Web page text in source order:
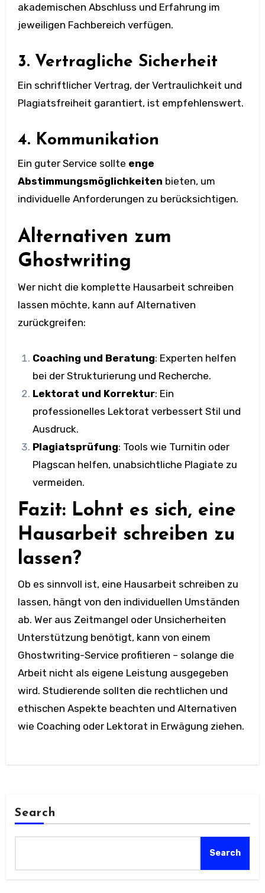
akademischen Abschluss und Erfahrung im
jeweiligen Fachbereich verfügen.
3. Vertragliche Sicherheit
Ein schriftlicher Vertrag, der Vertraulichkeit und
Plagiatsfreiheit garantiert, ist empfehlenswert.
4. Kommunikation
Ein guter Service sollte enge
Abstimmungsmöglichkeiten bieten, um
individuelle Anforderungen zu berücksichtigen.
Alternativen zum
Ghostwriting
Wer nicht die komplette Hausarbeit schreiben
lassen möchte, kann auf Alternativen
zurückgreifen:
Coaching und Beratung: Experten helfen
bei der Strukturierung und Recherche.
Lektorat und Korrektur: Ein
professionelles Lektorat verbessert Stil und
Ausdruck.
Plagiatsprüfung: Tools wie Turnitin oder
Plagscan helfen, unabsichtliche Plagiate zu
vermeiden.
Fazit: Lohnt es sich, eine
Hausarbeit schreiben zu
lassen?
Ob es sinnvoll ist, eine Hausarbeit schreiben zu
lassen, hängt von den individuellen Umständen
ab. Wer aus Zeitmangel oder Unsicherheiten
Unterstützung benötigt, kann von einem
Ghostwriting-Service profitieren – solange die
Arbeit nicht als eigene Leistung ausgegeben
wird. Studierende sollten die rechtlichen und
ethischen Aspekte beachten und Alternativen
wie Coaching oder Lektorat in Erwägung ziehen.
Search
Search